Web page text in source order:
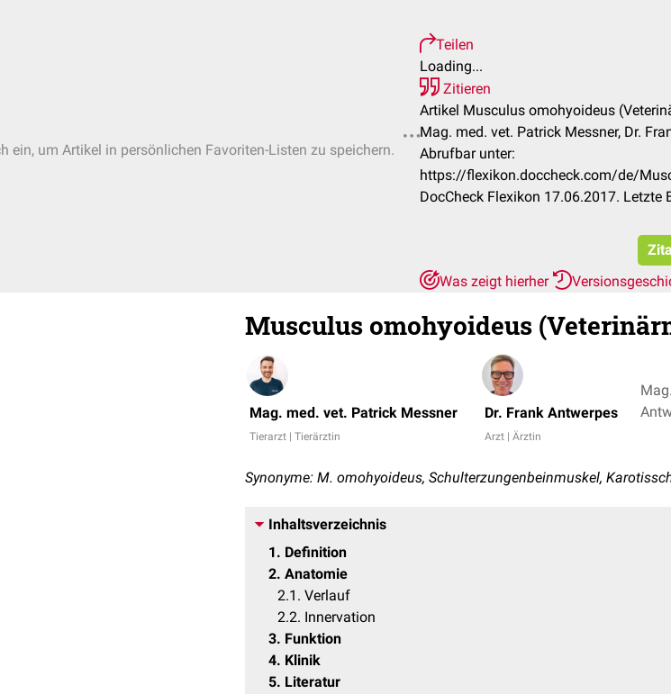
ein, um Artikel in persönlichen Favoriten-Listen zu speichern.
Teilen
Loading...
Zitieren
Artikel Musculus omohyoideus
Mag. med. vet. Patrick Messner, Dr.
Abrufbar unter:
https://flexikon.doccheck.com/de/
DocCheck Flexikon 17.06.2017. Letzte
Was zeigt hierher
Musculus omohyoideus
Mag. med. vet. Patrick Messner
Tierarzt | Tierärztin
Dr. Frank Antwerpes
Arzt | Ärztin
Synonyme: M. omohyoideus, Schulterzungenbeinmuskel,
Inhaltsverzeichnis
1
Definition
2 Anatomie
2.1 Verlauf
2.2 Innervation
3 Funktion
4 Klinik
5 Literatur